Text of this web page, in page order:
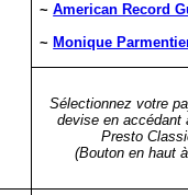
~American Record
~ Monique
Sélectionnez votre
devise en accédant
Presto
(Bouton en haut